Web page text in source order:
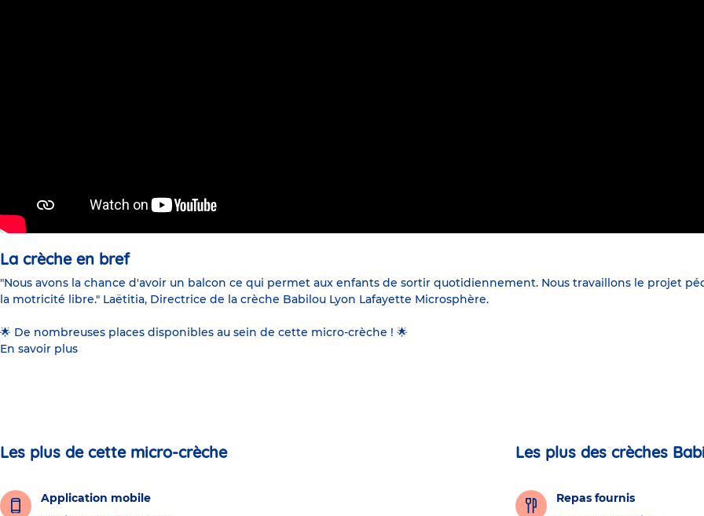
La crèche en bref
"Nous avons la chance d'avoir un balcon ce qui permet aux enfants de sortir quotidiennement. Nous travaillons le projet
la motricité libre." Laëtitia, Directrice de la crèche Babilou Lyon Lafayette Microsphère.
🌟 De nombreuses places disponibles au sein de cette micro-crèche ! 🌟
En savoir plus
Les plus de cette micro-crèche
Application mobile
Les plus des crèches
Repas fournis